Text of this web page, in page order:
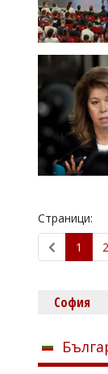
Страници:
1
2
София